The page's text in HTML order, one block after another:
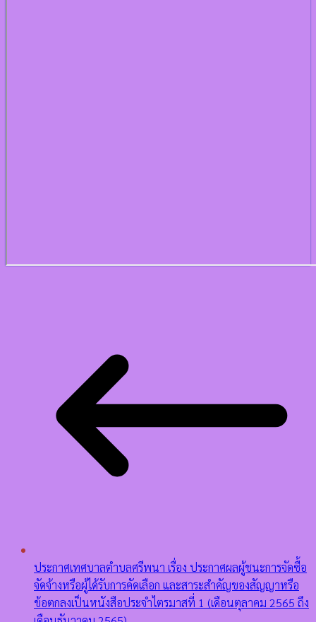
ประกาศเทศบาลตำบลศรีพนา เรื่อง ประกาศผลผู้ชนะการจัดซื้อ
จัดจ้างหรือผู้ได้รับการคัดเลือก และสาระสำคัญของสัญญาหรือ
ข้อตกลงเป็นหนังสือประจำไตรมาสที่ 1 (เดือนตุลาคม 2565 ถึง